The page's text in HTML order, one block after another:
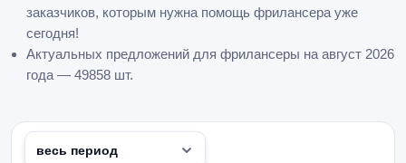
заказчиков, которым нужна помощь фрилансера уже
сегодня!
Актуальных предложений для фрилансеры на август 2026
года — 49858 шт.